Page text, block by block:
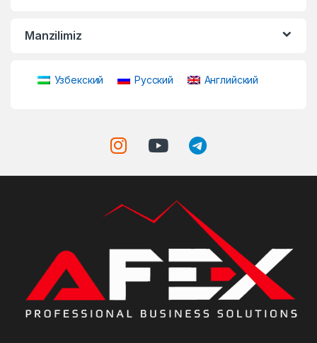
Manzilimiz
Узбекский Русский Английский